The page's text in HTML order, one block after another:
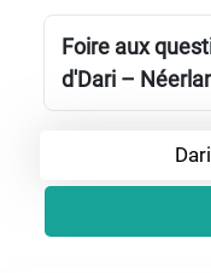
Foire aux
d'Dari –